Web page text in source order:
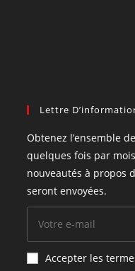
Lettre
Obtenez l’ensemble
quelques fois par
nouveautés à propos
seront envoyées.
Accepter les